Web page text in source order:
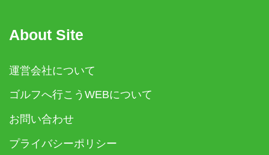
About Site
運営会社について
ゴルフへ行こうWEBについて
お問い合わせ
プライバシーポリシー